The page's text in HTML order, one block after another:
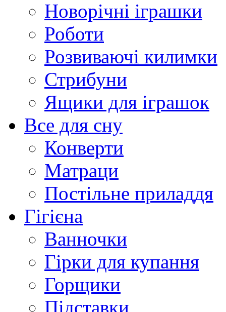
Новорічні іграшки
Роботи
Розвиваючі килимки
Стрибуни
Ящики для іграшок
Все для сну
Конверти
Матраци
Постільне приладдя
Гігієна
Ванночки
Гірки для купання
Горщики
Підставки